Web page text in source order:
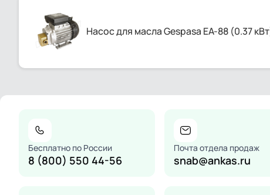
Насос для масла Gespasa EA-88 (0.37
Бесплатно по России
8 (800) 550 44-56
Почта отдела продаж
snab@ankas.ru